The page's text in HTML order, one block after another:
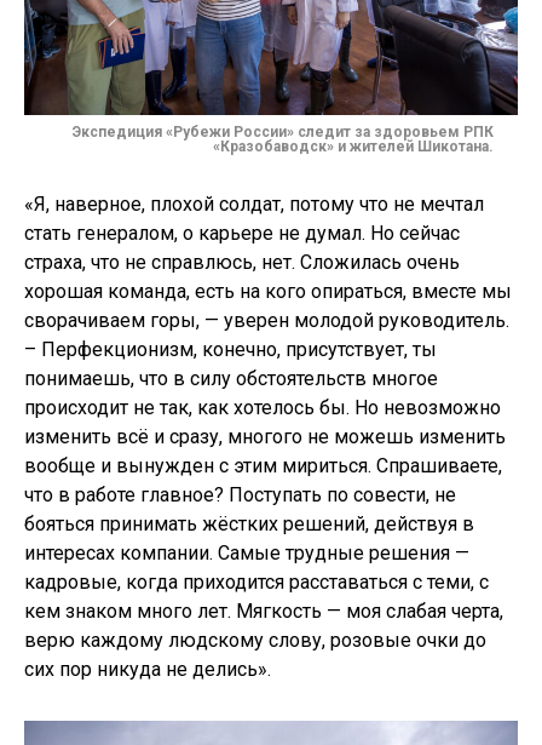
Экспедиция «Рубежи России» следит за здоровьем РПК
«Кразобаводск» и жителей Шикотана.
«Я, наверное, плохой солдат, потому что не мечтал
стать генералом, о карьере не думал. Но сейчас
страха, что не справлюсь, нет. Сложилась очень
хорошая команда, есть на кого опираться, вместе мы
сворачиваем горы, — уверен молодой руководитель.
– Перфекционизм, конечно, присутствует, ты
понимаешь, что в силу обстоятельств многое
происходит не так, как хотелось бы. Но невозможно
изменить всё и сразу, многого не можешь изменить
вообще и вынужден с этим мириться. Спрашиваете,
что в работе главное? Поступать по совести, не
бояться принимать жёстких решений, действуя в
интересах компании. Самые трудные решения —
кадровые, когда приходится расставаться с теми, с
кем знаком много лет. Мягкость — моя слабая черта,
верю каждому людскому слову, розовые очки до
сих пор никуда не делись».